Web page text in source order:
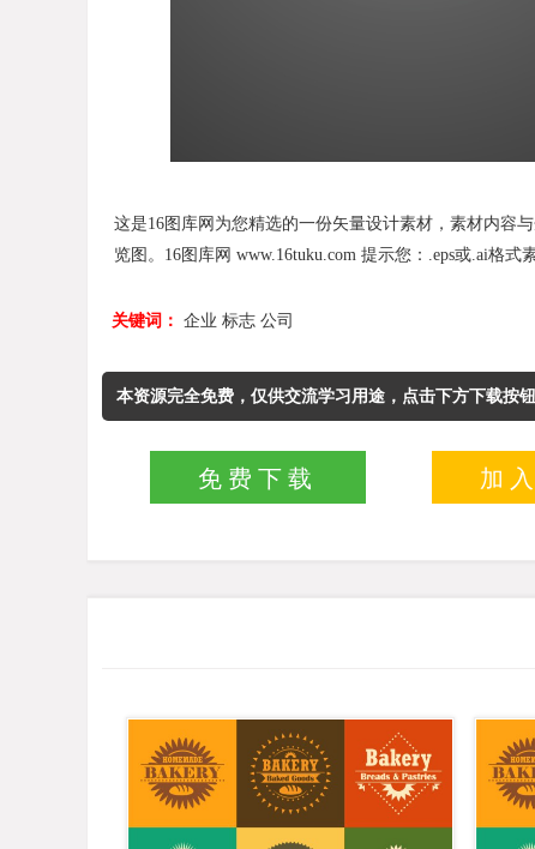
这是16图库网为您精选的一份矢量设计素材，素材内容
览图。16图库网 www.16tuku.com 提示您：.eps或.ai格式
关键词： 企业 标志 公司
本资源完全免费，仅供交流学习用途，点击下方下载按
免费下载 加